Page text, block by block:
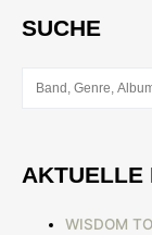
SUCHE
AKTUELLE
WISDOM